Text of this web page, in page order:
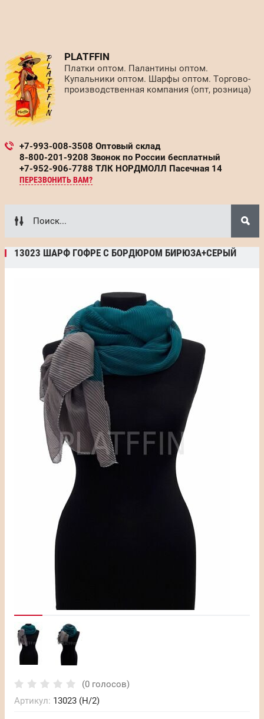
PLATFFIN
Платки оптом. Палантины оптом.
Купальники оптом. Шарфы оптом. Торгово-
производственная компания (опт, розница)
+7-993-008-3508 Оптовый склад
8-800-201-9208 Звонок по России бесплатный
+7-952-906-7788 ТЛК НОРДМОЛЛ Пасечная 14
ПЕРЕЗВОНИТЬ ВАМ?
13023 ШАРФ ГОФРЕ С БОРДЮРОМ БИРЮЗА+СЕРЫЙ
(0 голосов)
Артикул: 13023 (Н/2)